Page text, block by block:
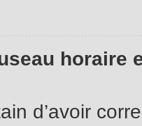
horaire
d’avoir